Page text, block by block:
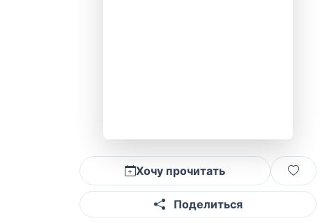
Хочу прочитать
Поделиться